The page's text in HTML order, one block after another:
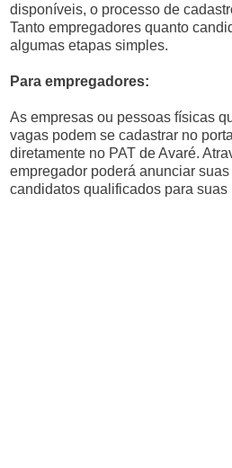
disponíveis, o processo de
Tanto empregadores quanto
algumas etapas simples.
Para empregadores:
As empresas ou pessoas físicas
vagas podem se cadastrar no
diretamente no PAT de Avaré.
empregador poderá anunciar
candidatos qualificados para suas